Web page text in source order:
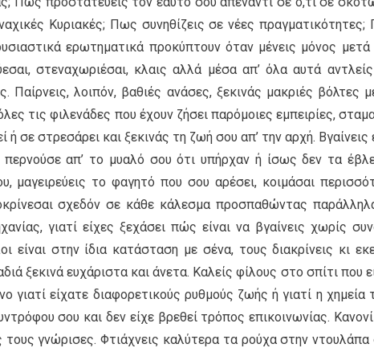
Κυριακές; Πως συνηθίζεις σε νέες
ερωτηματικά προκύπτουν όταν μένεις μόνος
στεναχωριέσαι, κλαις αλλά μέσα απ’ όλα αυτά
Παίρνεις, λοιπόν, βαθιές ανάσες, ξεκινάς μακριές βόλτες
τις φιλενάδες που έχουν ζήσει παρόμοιες εμπειρίες,
ή σε στρεσάρει και ξεκινάς τη ζωή σου απ’ την αρχή. Βγαίνεις
απ’ το μυαλό σου ότι υπήρχαν ή ίσως δεν τα
μαγειρεύεις το φαγητό που σου αρέσει, κοιμάσαι
σχεδόν σε κάθε κάλεσμα προσπαθώντας
γιατί είχες ξεχάσει πώς είναι να βγαίνεις χωρίς
στην ίδια κατάσταση με σένα, τους διακρίνεις κι
ξεκινά ευχάριστα και άνετα. Καλείς φίλους στο σπίτι που
γιατί είχατε διαφορετικούς ρυθμούς ζωής ή γιατί η χημεία
σου και δεν είχε βρεθεί τρόπος επικοινωνίας.
τους γνώρισες. Φτιάχνεις καλύτερα τα ρούχα στην ντουλάπα